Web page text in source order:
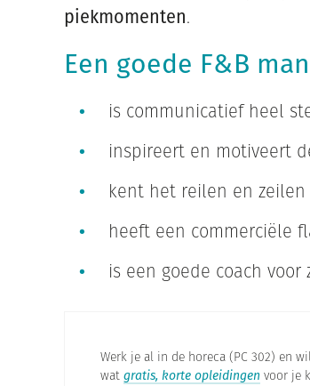
piekmomenten.
Een goede F&B
is communicatief heel
inspireert en motiveert
kent het reilen en
heeft een commerciële
is een goede coach
Werk je al in de horeca (PC 302) en
wat gratis, korte opleidingen voor je